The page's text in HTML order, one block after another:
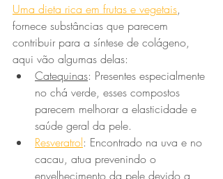
Uma dieta rica em frutas e vegetais,
fornece substâncias que parecem
contribuir para a síntese de colágeno,
aqui vão algumas delas:
Catequinas: Presentes especialmente
no chá verde, esses compostos
parecem melhorar a elasticidade e
saúde geral da pele.
Resveratrol: Encontrado na uva e no
cacau, atua prevenindo o
envelhecimento da pele devido a